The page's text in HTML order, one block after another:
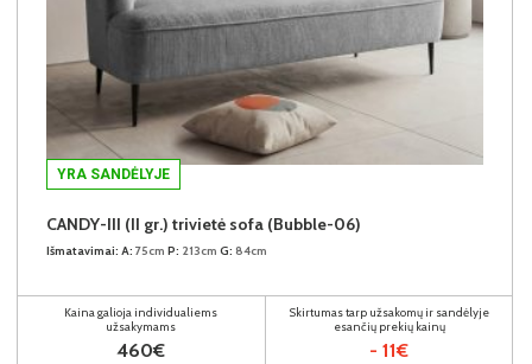
YRA SANDĖLYJE
CANDY-III (II gr.) trivietė sofa (Bubble-06)
Išmatavimai: A: 75cm P: 213cm G: 84cm
Kaina galioja individualiems
užsakymams
460€
Skirtumas tarp užsakomų ir sandėlyje
esančių prekių kainų
- 11€